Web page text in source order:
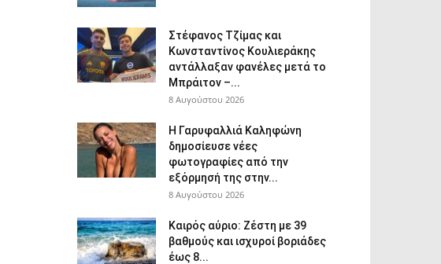
Στέφανος Τζίμας και
Κωνσταντίνος Κουλιεράκης
αντάλλαξαν φανέλες μετά το
Μπράιτον –...
8 Αυγούστου 2026
Η Γαρυφαλλιά Καληφώνη
δημοσίευσε νέες
φωτογραφίες από την
εξόρμησή της στην...
8 Αυγούστου 2026
Καιρός αύριο: Ζέστη με 39
βαθμούς και ισχυροί βοριάδες
έως 8...